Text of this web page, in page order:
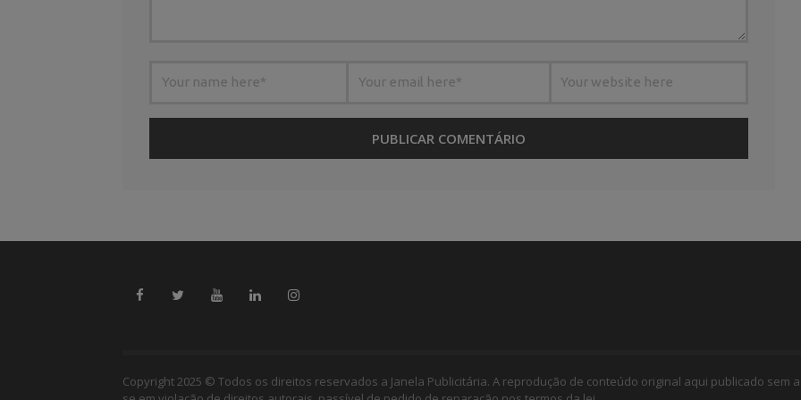
Copyright 2025 © Todos os direitos reservados a Janela Publicitária. A reprodução de conteúdo original aqui publicado